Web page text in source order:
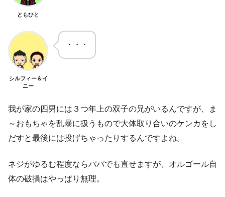
ともひと
シルフィー＆イ
ニー
・・・
我が家の四男には３つ年上の双子の兄がいるんですが、ま
～おもちゃを乱暴に扱うもので大体取り合いのケンカをし
だすと最後には投げちゃったりするんですよね。
ネジがゆるむ程度ならパパでも直せますが、オルゴール自
体の破損はやっぱり無理。